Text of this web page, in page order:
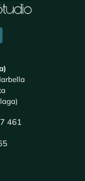
461